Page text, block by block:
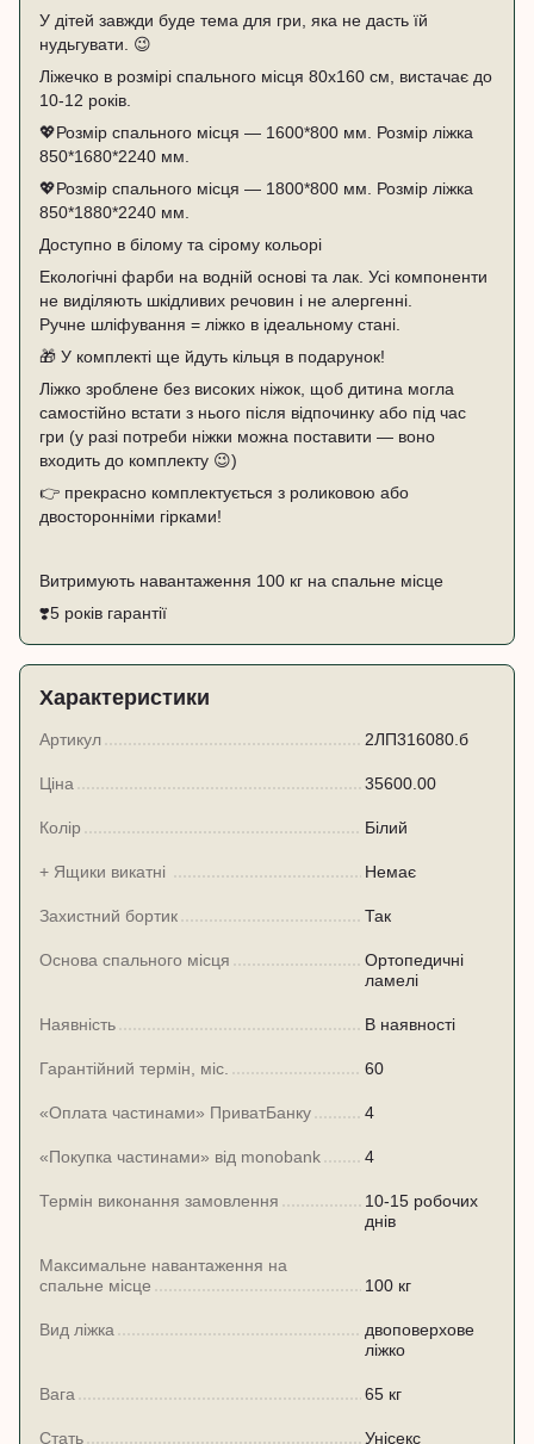
У дітей завжди буде тема для гри, яка не дасть їй
нудьгувати. 😉
Ліжечко в розмірі спального місця 80х160 см, вистачає до
10-12 років.
💖Розмір спального місця — 1600*800 мм. Розмір ліжка
850*1680*2240 мм.
💖Розмір спального місця — 1800*800 мм. Розмір ліжка
850*1880*2240 мм.
Доступно в білому та сірому кольорі
Екологічні фарби на водній основі та лак. Усі компоненти
не виділяють шкідливих речовин і не алергенні.
Ручне шліфування = ліжко в ідеальному стані.
🎁 У комплекті ще йдуть кільця в подарунок!
Ліжко зроблене без високих ніжок, щоб дитина могла
самостійно встати з нього після відпочинку або під час
гри (у разі потреби ніжки можна поставити — воно
входить до комплекту 😉)
👉 прекрасно комплектується з роликовою або
двосторонніми гірками!
Витримують навантаження 100 кг на спальне місце
❣️5 років гарантії
Характеристики
Артикул 2ЛП316080.б
Ціна 35600.00
Колір Білий
+ Ящики викатні Немає
Захистний бортик Так
Основа спального місця
Ортопедичні
ламелі
Наявність В наявності
Гарантійний термін, міс. 60
«Оплата частинами» ПриватБанку 4
«Покупка частинами» від monobank 4
Термін виконання замовлення
10-15 робочих
днів
Максимальне навантаження на
спальне місце
100 кг
Вид ліжка
двоповерхове
ліжко
Вага 65 кг
Стать Унісекс